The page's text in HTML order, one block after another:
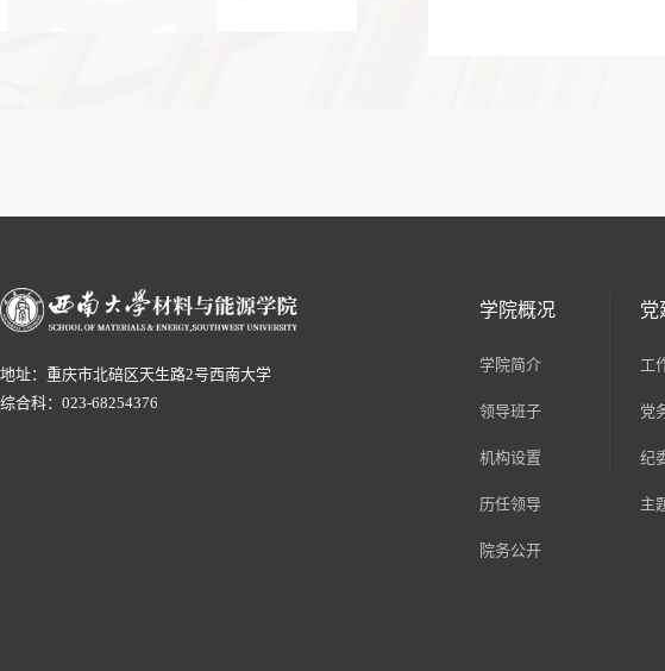
地址：重庆市北碚区天生路2号西南大学
综合科：023-68254376
学院概况
学院简介
领导班子
机构设置
历任领导
院务公开
党
工
党
纪
主